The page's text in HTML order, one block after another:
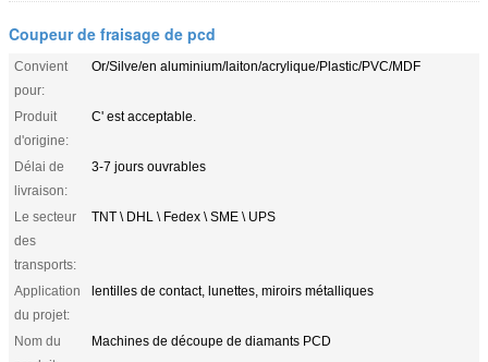
Coupeur de fraisage de pcd
Convient
pour:
Or/Silve/en aluminium/laiton/acrylique/Plastic/PVC/MDF
Produit
d'origine:
C' est acceptable.
Délai de
livraison:
3-7 jours ouvrables
Le secteur
des
transports:
TNT \ DHL \ Fedex \ SME \ UPS
Application
du projet:
lentilles de contact, lunettes, miroirs métalliques
Nom du
Machines de découpe de diamants PCD